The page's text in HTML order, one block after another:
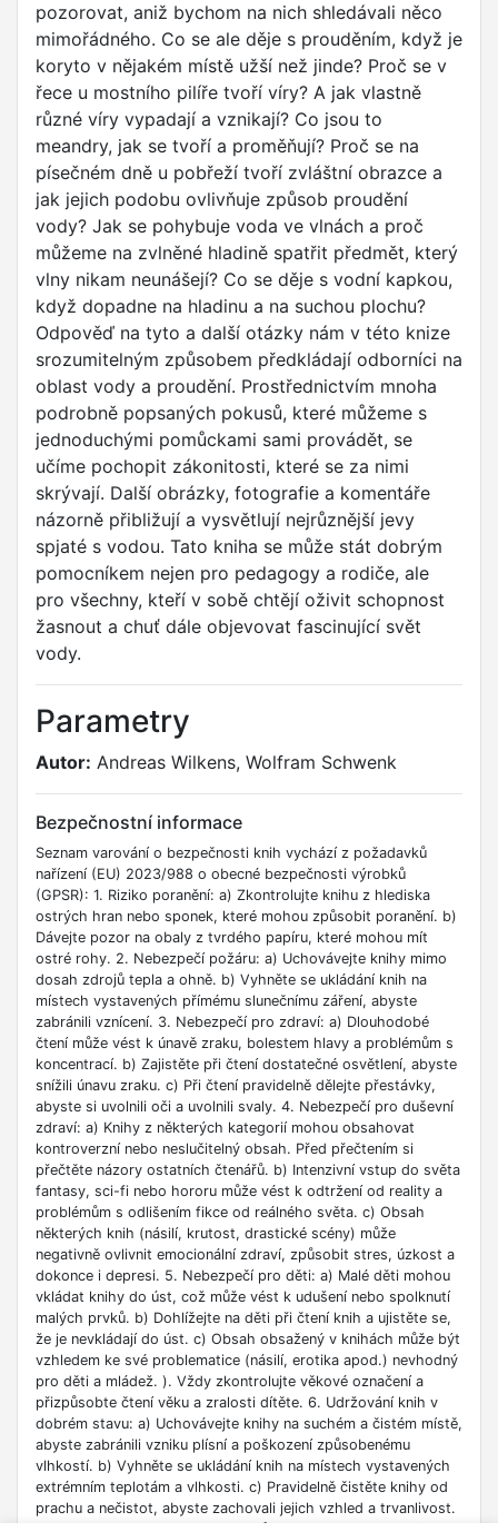
pozorovat, aniž bychom na nich shledávali něco
mimořádného. Co se ale děje s prouděním, když je
koryto v nějakém místě užší než jinde? Proč se v
řece u mostního pilíře tvoří víry? A jak vlastně
různé víry vypadají a vznikají? Co jsou to
meandry, jak se tvoří a proměňují? Proč se na
písečném dně u pobřeží tvoří zvláštní obrazce a
jak jejich podobu ovlivňuje způsob proudění
vody? Jak se pohybuje voda ve vlnách a proč
můžeme na zvlněné hladině spatřit předmět, který
vlny nikam neunášejí? Co se děje s vodní kapkou,
když dopadne na hladinu a na suchou plochu?
Odpověď na tyto a další otázky nám v této knize
srozumitelným způsobem předkládají odborníci na
oblast vody a proudění. Prostřednictvím mnoha
podrobně popsaných pokusů, které můžeme s
jednoduchými pomůckami sami provádět, se
učíme pochopit zákonitosti, které se za nimi
skrývají. Další obrázky, fotografie a komentáře
názorně přibližují a vysvětlují nejrůznější jevy
spjaté s vodou. Tato kniha se může stát dobrým
pomocníkem nejen pro pedagogy a rodiče, ale
pro všechny, kteří v sobě chtějí oživit schopnost
žasnout a chuť dále objevovat fascinující svět
vody.
Parametry
Autor: Andreas Wilkens, Wolfram Schwenk
Bezpečnostní informace
Seznam varování o bezpečnosti knih vychází z požadavků
nařízení (EU) 2023/988 o obecné bezpečnosti výrobků
(GPSR): 1. Riziko poranění: a) Zkontrolujte knihu z hlediska
ostrých hran nebo sponek, které mohou způsobit poranění. b)
Dávejte pozor na obaly z tvrdého papíru, které mohou mít
ostré rohy. 2. Nebezpečí požáru: a) Uchovávejte knihy mimo
dosah zdrojů tepla a ohně. b) Vyhněte se ukládání knih na
místech vystavených přímému slunečnímu záření, abyste
zabránili vznícení. 3. Nebezpečí pro zdraví: a) Dlouhodobé
čtení může vést k únavě zraku, bolestem hlavy a problémům s
koncentrací. b) Zajistěte při čtení dostatečné osvětlení, abyste
snížili únavu zraku. c) Při čtení pravidelně dělejte přestávky,
abyste si uvolnili oči a uvolnili svaly. 4. Nebezpečí pro duševní
zdraví: a) Knihy z některých kategorií mohou obsahovat
kontroverzní nebo neslučitelný obsah. Před přečtením si
přečtěte názory ostatních čtenářů. b) Intenzivní vstup do světa
fantasy, sci-fi nebo hororu může vést k odtržení od reality a
problémům s odlišením fikce od reálného světa. c) Obsah
některých knih (násilí, krutost, drastické scény) může
negativně ovlivnit emocionální zdraví, způsobit stres, úzkost a
dokonce i depresi. 5. Nebezpečí pro děti: a) Malé děti mohou
vkládat knihy do úst, což může vést k udušení nebo spolknutí
malých prvků. b) Dohlížejte na děti při čtení knih a ujistěte se,
že je nevkládají do úst. c) Obsah obsažený v knihách může být
vzhledem ke své problematice (násilí, erotika apod.) nevhodný
pro děti a mládež. ). Vždy zkontrolujte věkové označení a
přizpůsobte čtení věku a zralosti dítěte. 6. Udržování knih v
dobrém stavu: a) Uchovávejte knihy na suchém a čistém místě,
abyste zabránili vzniku plísní a poškození způsobenému
vlhkostí. b) Vyhněte se ukládání knih na místech vystavených
extrémním teplotám a vlhkosti. c) Pravidelně čistěte knihy od
prachu a nečistot, abyste zachovali jejich vzhled a trvanlivost.